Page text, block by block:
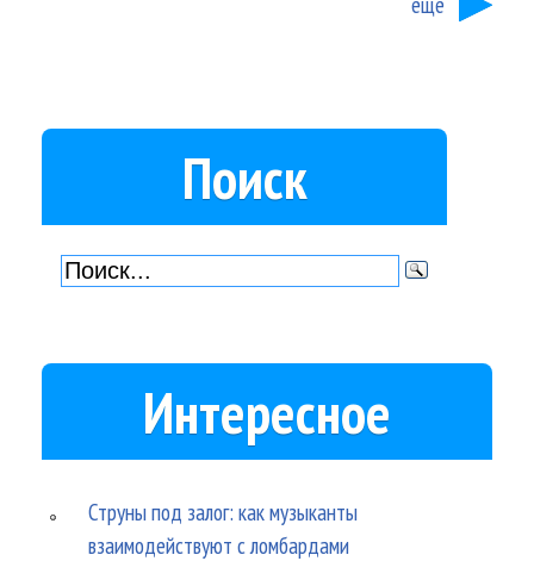
Поиск
Интересное
Струны под залог: как музыканты
взаимодействуют с ломбардами